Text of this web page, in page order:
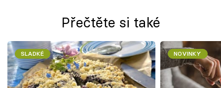
Přečtěte si také
SLADKÉ NOVINKY